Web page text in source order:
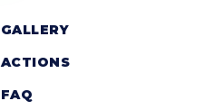
GALLERY
ACTIONS
FAQ